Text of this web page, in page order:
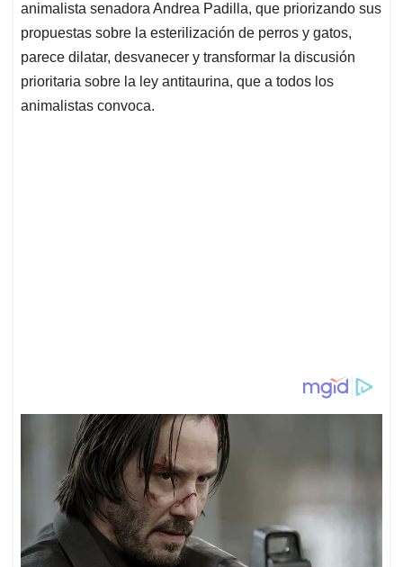
animalista senadora Andrea Padilla, que priorizando sus
propuestas sobre la esterilización de perros y gatos,
parece dilatar, desvanecer y transformar la discusión
prioritaria sobre la ley antitaurina, que a todos los
animalistas convoca.